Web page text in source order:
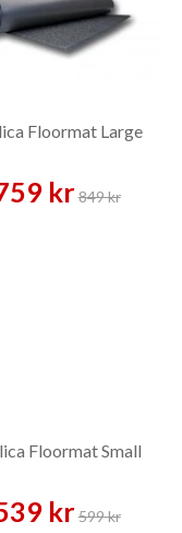
Floormat Large
kr849 kr
Floormat Small
kr599 kr